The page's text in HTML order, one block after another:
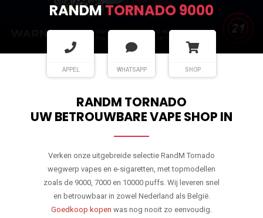
RANDMTORNADO 9000
APPEL WHATSAPP SHOP
RANDM TORNADO
UW BETROUWBARE VAPE SHOP IN
Verken onze uitgebreide selectie RandM Tornado
wegwerp vapes en e-sigaretten, met topmodellen
zoals de 9000, 7000 en 10000 puffs. Wij leveren snel
en betrouwbaar in zowel Nederland als België.
Goedkoop kopen was nog nooit zo eenvoudig.